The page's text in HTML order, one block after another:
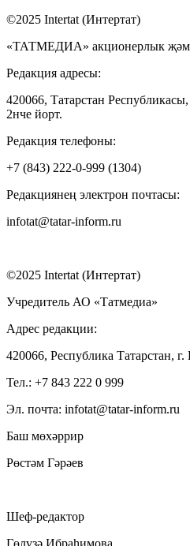
©2025 Intertat (Интертат)
«ТАТМЕДИА» акционерлык
Редакция адресы:
420066, Татарстан
2нче йорт.
Редакция телефоны:
+7 (843) 222-0-999 (1304)
Редакциянең электрон почтасы:
infotat@tatar-inform.ru
©2025 Intertat (Интертат)
Учредитель АО «Татмедиа»
Адрес редакции:
420066, Республика Татарстан,
Тел.: +7 843 222 0 999
Эл. почта: infotat@tatar-inform.ru
Баш мөхәррир
Рөстәм Гәрәев
Шеф-редактор
Гөлүзә Ибраһимова